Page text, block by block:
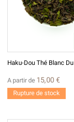
A partir de 15,00 €
Rupture de stock